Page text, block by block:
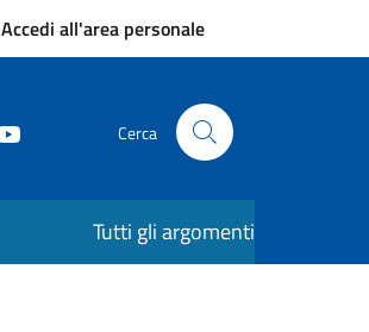
Accedi all'area personale
Cerca
Tutti gli argomenti